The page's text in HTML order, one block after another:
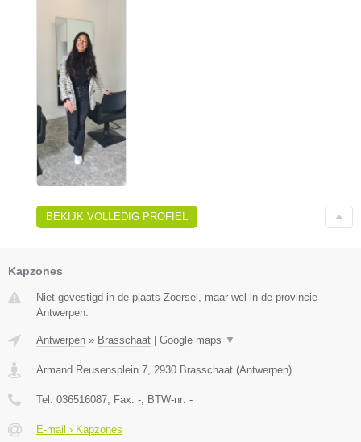
BEKIJK VOLLEDIG PROFIEL
Kapzones
Niet gevestigd in de plaats Zoersel, maar wel in de provincie
Antwerpen.
Antwerpen » Brasschaat | Google maps ▼
Armand Reusensplein 7 2930 Brasschaat (Antwerpen)
Tel: 036516087 , Fax: - , BTW-nr: -
E-mail › Kapzones